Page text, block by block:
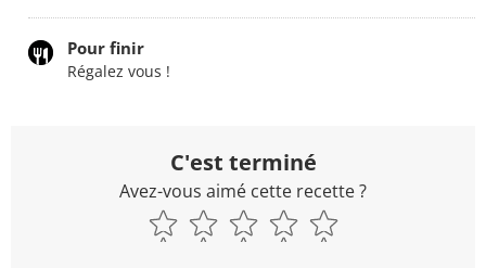
Pour finir
Régalez vous !
C'est terminé
Avez-vous aimé cette recette ?